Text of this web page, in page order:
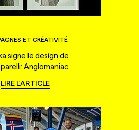
ET CRÉATIVITÉ
signe le design de
Anglomaniac
LIRE L'ARTICLE